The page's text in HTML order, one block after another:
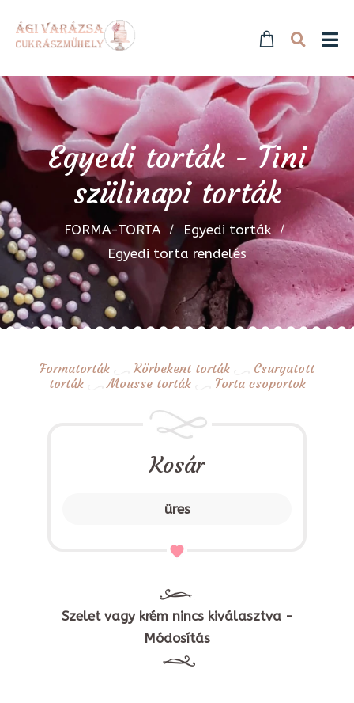
Egyedi torták - Tini
szülinapi torták
FORMA-TORTA
Egyedi torták
Egyedi torta rendelés
Formatorták Körbekent torták
Csurgatott
torták
Mousse torták Torta csoportok
Kosár
üres
Szelet vagy krém nincs kiválasztva -
Módosítás